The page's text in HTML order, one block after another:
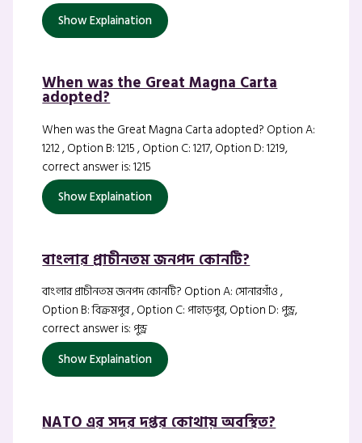
Show Explaination
When was the Great Magna Carta
adopted?
When was the Great Magna Carta adopted? Option A:
1212 , Option B: 1215 , Option C: 1217, Option D: 1219,
correct answer is: 1215
Show Explaination
বাংলার প্রাচীনতম জনপদ কোনটি?
বাংলার প্রাচীনতম জনপদ কোনটি? Option A: সোনারগাঁও ,
Option B: বিক্রমপুর , Option C: পাহাড়পুর, Option D: পুন্ড্র,
correct answer is: পুন্ড্র
Show Explaination
NATO এর সদর দপ্তর কোথায় অবস্থিত?